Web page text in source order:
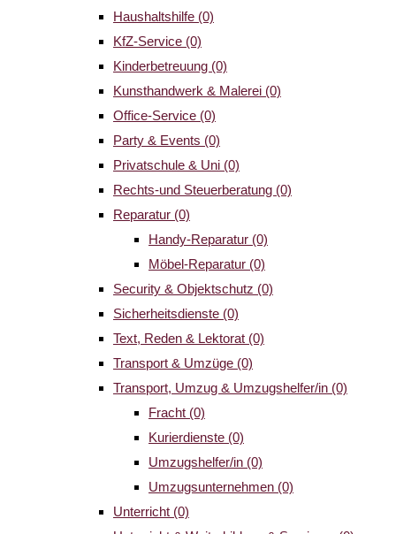
Haushaltshilfe (0)
KfZ-Service (0)
Kinderbetreuung (0)
Kunsthandwerk & Malerei (0)
Office-Service (0)
Party & Events (0)
Privatschule & Uni (0)
Rechts-und Steuerberatung (0)
Reparatur (0)
Handy-Reparatur (0)
Möbel-Reparatur (0)
Security & Objektschutz (0)
Sicherheitsdienste (0)
Text, Reden & Lektorat (0)
Transport & Umzüge (0)
Transport, Umzug & Umzugshelfer/in (0)
Fracht (0)
Kurierdienste (0)
Umzugshelfer/in (0)
Umzugsunternehmen (0)
Unterricht (0)